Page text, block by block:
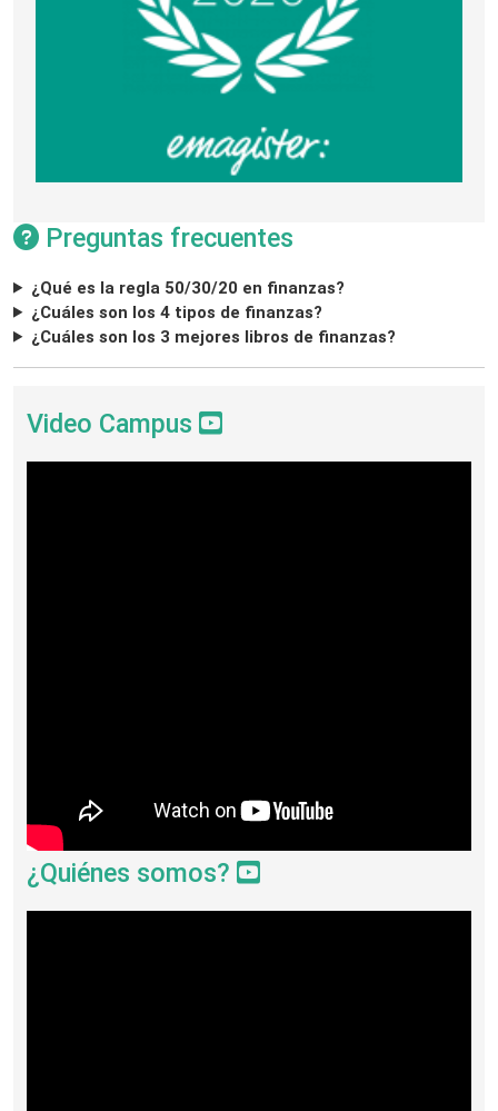
Preguntas frecuentes
¿Qué es la regla 50/30/20 en finanzas?
¿Cuáles son los 4 tipos de finanzas?
¿Cuáles son los 3 mejores libros de finanzas?
Video Campus
¿Quiénes somos?